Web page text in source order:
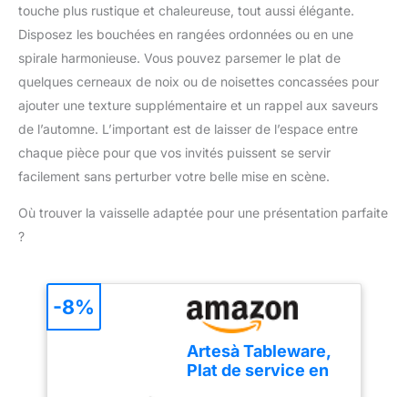
mandoline au-dessus
d'un bol.. Fruits et
légumes sont coupés en
quelques secondes :
pour carottes, oignons,
courgettes, tomates et
bien plus encore.
préparation et facilitez la
cuisine au quotidien
nettoyage facile – Son
facilitant le nettoyage et
l’entretien au quotidien.
Après utilisation, il suffit
de placer le bouton sur la
brosse de nettoyage
Matériau de Qualité
Alimentaire - Le coupe
oignon manuel est
alimentaire et 420J2,
sans BPA, ce qui permet
de conserver des
ingrédients sains,
coupe-légumes à
créatifs pour votre
famille. Utilisation
Multifonctionnelle - Le
coupe légumes peut
trancher, découper,
touche plus rustique et chaleureuse, tout aussi élégante.
Disposez les bouchées en rangées ordonnées ou en une
spirale harmonieuse. Vous pouvez parsemer le plat de
quelques cerneaux de noix ou de noisettes concassées pour
ajouter une texture supplémentaire et un rappel aux saveurs
de l’automne. L’important est de laisser de l’espace entre
chaque pièce pour que vos invités puissent se servir
facilement sans perturber votre belle mise en scène.
Où trouver la vaisselle adaptée pour une présentation parfaite
?
Artesà Tableware,
Plat de service en
-8%